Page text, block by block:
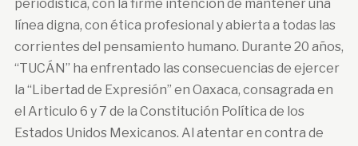
periodística, con la firme intención de mantener una
línea digna, con ética profesional y abierta a todas las
corrientes del pensamiento humano. Durante 20 años,
“TUCÁN” ha enfrentado las consecuencias de ejercer
la “Libertad de Expresión” en Oaxaca, consagrada en
el Articulo 6 y 7 de la Constitución Política de los
Estados Unidos Mexicanos. Al atentar en contra de